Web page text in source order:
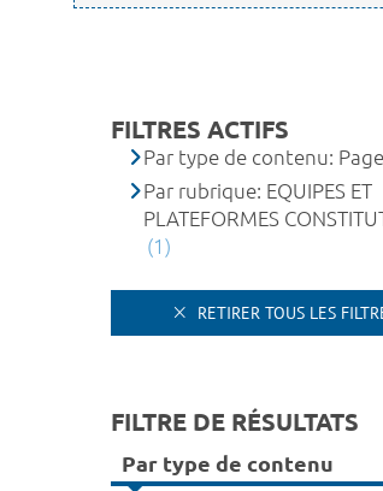
FILTRES ACTIFS
Par type de contenu:
Par rubrique: EQUIPES ET
PLATEFORMES
(1)
RETIRER TOUS LES
FILTRE DE RÉSULTATS
Par type de contenu